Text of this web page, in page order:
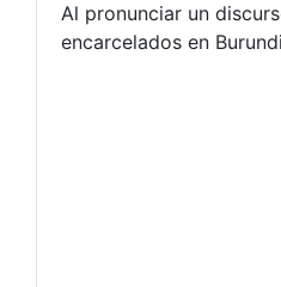
Al pronunciar un
encarcelados en